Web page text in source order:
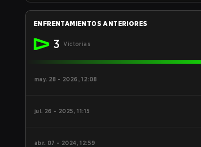
ENFRENTAMIENTOS ANTERIORES
3 Victorias
may. 28 - 2026, 12:08
jul. 26 - 2025, 11:15
abr. 07 - 2024, 12:59